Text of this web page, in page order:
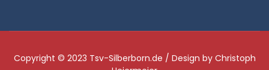
Copyright © 2023 Tsv-Silberborn.de / Design by Christoph